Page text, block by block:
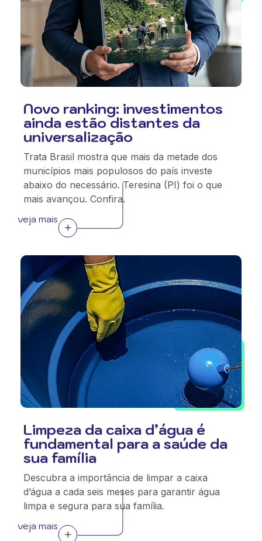
Novo ranking: investimentos
ainda estão distantes da
universalização
Trata Brasil mostra que mais da metade dos
municípios mais populosos do país investe
abaixo do necessário. Teresina (PI) foi o que
mais avançou. Confira.
veja mais
Limpeza da caixa d’água é
fundamental para a saúde da
sua família
Descubra a importância de limpar a caixa
d’água a cada seis meses para garantir água
limpa e segura para sua família.
veja mais